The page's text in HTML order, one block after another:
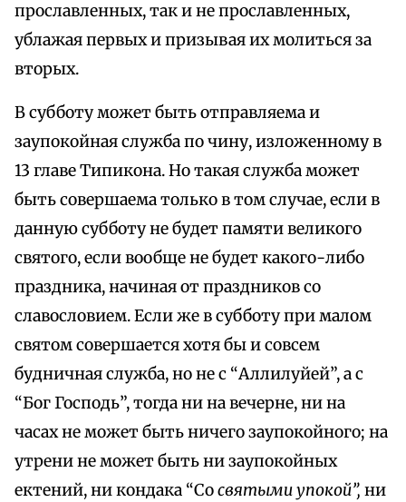
прославленных, так и не прославленных,
ублажая первых и призывая их молиться за
вторых.
В субботу может быть отправляема и
заупокойная служба по чину, изложенному в
13 главе Типикона. Но такая служба может
быть совершаема только в том случае, если в
данную субботу не будет памяти великого
святого, если вообще не будет какого-либо
праздника, начиная от праздников со
славословием. Если же в субботу при малом
святом совершается хотя бы и совсем
будничная служба, но не с “Аллилуйей”, а с
“Бог Господь”, тогда ни на вечерне, ни на
часах не может быть ничего заупокойного; на
утрени не может быть ни заупокойных
ектений, ни кондака “Сосвятыми упокой”, ни